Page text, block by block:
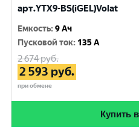
арт.YTX9-BS(iGEL)Volat
Емкость:9 Ач
Пусковой ток: 135 A
2 674руб.
2 593 руб.
при обмене
Купить